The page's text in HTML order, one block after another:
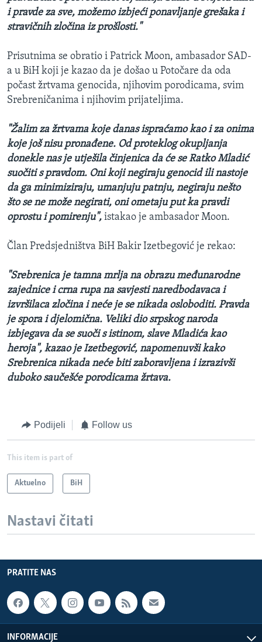
i pravde za sve, možemo izbjeći ponavljanje grešaka i
stravičnih zločina iz prošlosti."
Prisutnima se obratio i Patrick Moon, ambasador SAD-
a u BiH koji je kazao da je došao u Potočare da oda
počast žrtvama genocida, njihovim porodicama, svim
Srebreničanima i njihovim prijateljima.
"Žalim za žrtvama koje danas ispraćamo kao i za onima
koje još nisu pronađene. Od proteklog okupljanja
donekle nas je utješila činjenica da će se Ratko Mladić
suočiti s pravdom. Oni koji negiraju genocid ili nastoje
da ga minimiziraju, umanjuju patnju, negiraju nešto
što se ne može negirati, oni ometaju put ka pravdi
oprostu i pomirenju", istakao je ambasador Moon.
Član Predsjedništva BiH Bakir Izetbegović je rekao:
"Srebrenica je tamna mrlja na obrazu međunarodne
zajednice i crna rupa na savjesti naredbodavaca i
izvršilaca zločina i neće je se nikada osloboditi. Pravda
je spora i djelomična. Veliki dio srpskog naroda
izbjegava da se suoči s istinom, slave Mladića kao
heroja", kazao je Izetbegović, napomenuvši kako
Srebrenica nikada neće biti zaboravljena i izrazivši
duboko saučešće porodicama žrtava.
Podijeli Follow us
This item is part of
Aktuelno BiH
Nastavi čitati
PRATITE NAS
INFORMACIJE